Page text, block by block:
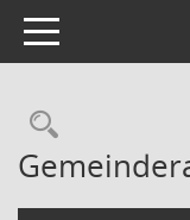
Toggle navigation